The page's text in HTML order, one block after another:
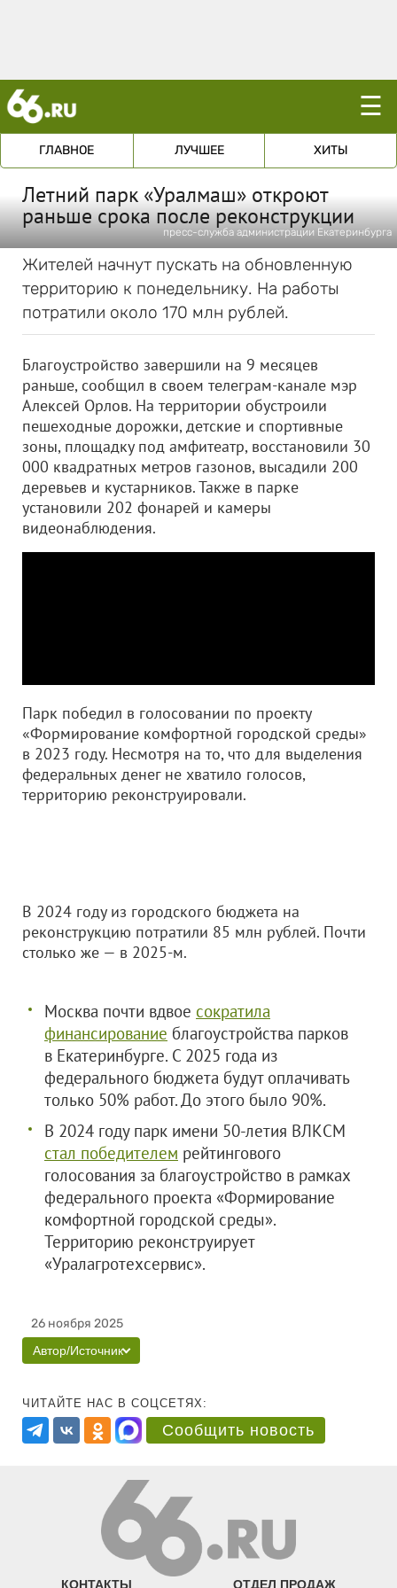
☰
ГЛАВНОЕ ЛУЧШЕЕ ХИТЫ
Летний парк «Уралмаш» откроют
раньше срока после реконструкции
пресс-служба администрации Екатеринбурга
Жителей начнут пускать на обновленную
территорию к понедельнику. На работы
потратили около 170 млн рублей.
Благоустройство завершили на 9 месяцев
раньше, сообщил в своем телеграм-канале мэр
Алексей Орлов. На территории обустроили
пешеходные дорожки, детские и спортивные
зоны, площадку под амфитеатр, восстановили 30
000 квадратных метров газонов, высадили 200
деревьев и кустарников. Также в парке
установили 202 фонарей и камеры
видеонаблюдения.
Парк победил в голосовании по проекту
«Формирование комфортной городской среды»
в 2023 году. Несмотря на то, что для выделения
федеральных денег не хватило голосов,
территорию реконструировали.
В 2024 году из городского бюджета на
реконструкцию потратили 85 млн рублей. Почти
столько же — в 2025-м.
Москва почти вдвое сократила
финансирование благоустройства парков
в Екатеринбурге. С 2025 года из
федерального бюджета будут оплачивать
только 50% работ. До этого было 90%.
В 2024 году парк имени 50-летия ВЛКСМ
стал победителем рейтингового
голосования за благоустройство в рамках
федерального проекта «Формирование
комфортной городской среды».
Территорию реконструирует
«Уралагротехсервис».
26 ноября 2025
Автор/Источник
ЧИТАЙТЕ НАС В СОЦСЕТЯХ:
Сообщить новость
КОНТАКТЫ ОТДЕЛ ПРОДАЖ